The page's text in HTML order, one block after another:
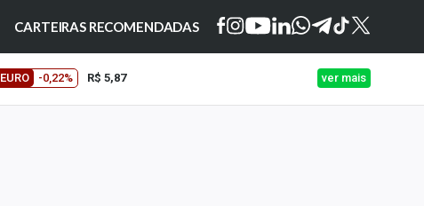
CARTEIRAS RECOMENDADAS
EURO -0,22% R$ 5,87 ver mais